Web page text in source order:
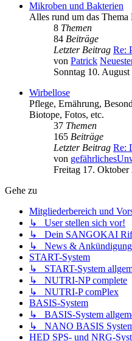
Mikroben und Bakterien
Alles rund um das
8 Themen
84 Beiträge
Letzter Beitrag Re:
von Patrick
Sonntag 10. August
Wirbellose
Pflege, Ernährung,
Biotope, Fotos, etc.
37 Themen
165 Beiträge
Letzter Beitrag Re:
von
Freitag 17. Oktober
Gehe zu
Mitgliederbereich und
↳ User stellen sich vor!
↳ Dein SANGOKAI
↳ News &
START-System
↳ START-System
↳ NUTRI-NP complete
↳ NUTRI-P comPlex
BASIS-System
↳ BASIS-System
↳ NANO BASIS
HED SPS- und NRG-